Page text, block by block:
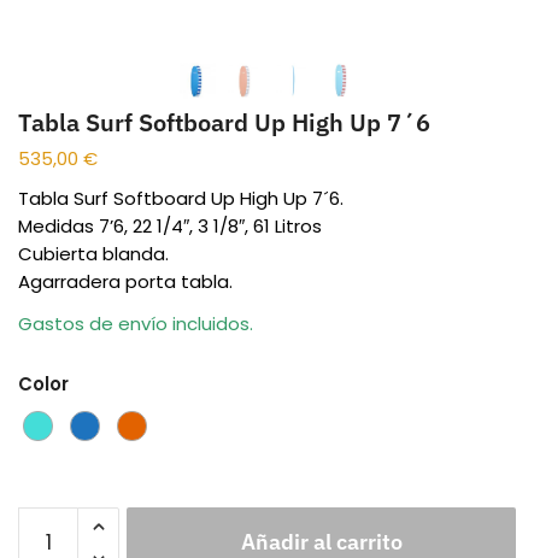
Tabla Surf Softboard Up High Up 7´6
535,00 €
Tabla Surf Softboard Up High Up 7´6.
Medidas 7’6, 22 1/4″, 3 1/8″, 61 Litros
Cubierta blanda.
Agarradera porta tabla.
Gastos de envío incluidos.
Color
Añadir al carrito